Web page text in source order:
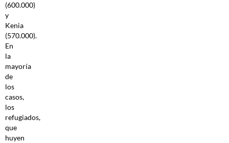
(600.000)
y
Kenia
(570.000).
En
la
mayoría
de
los
casos,
los
refugiados,
que
huyen